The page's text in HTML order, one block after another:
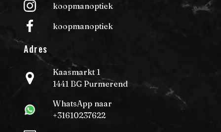
Adres
Kaasmarkt 1
1441 BG Purmerend
WhatsApp naar
+31610237622
koopmanoptiek
koopmanoptiek